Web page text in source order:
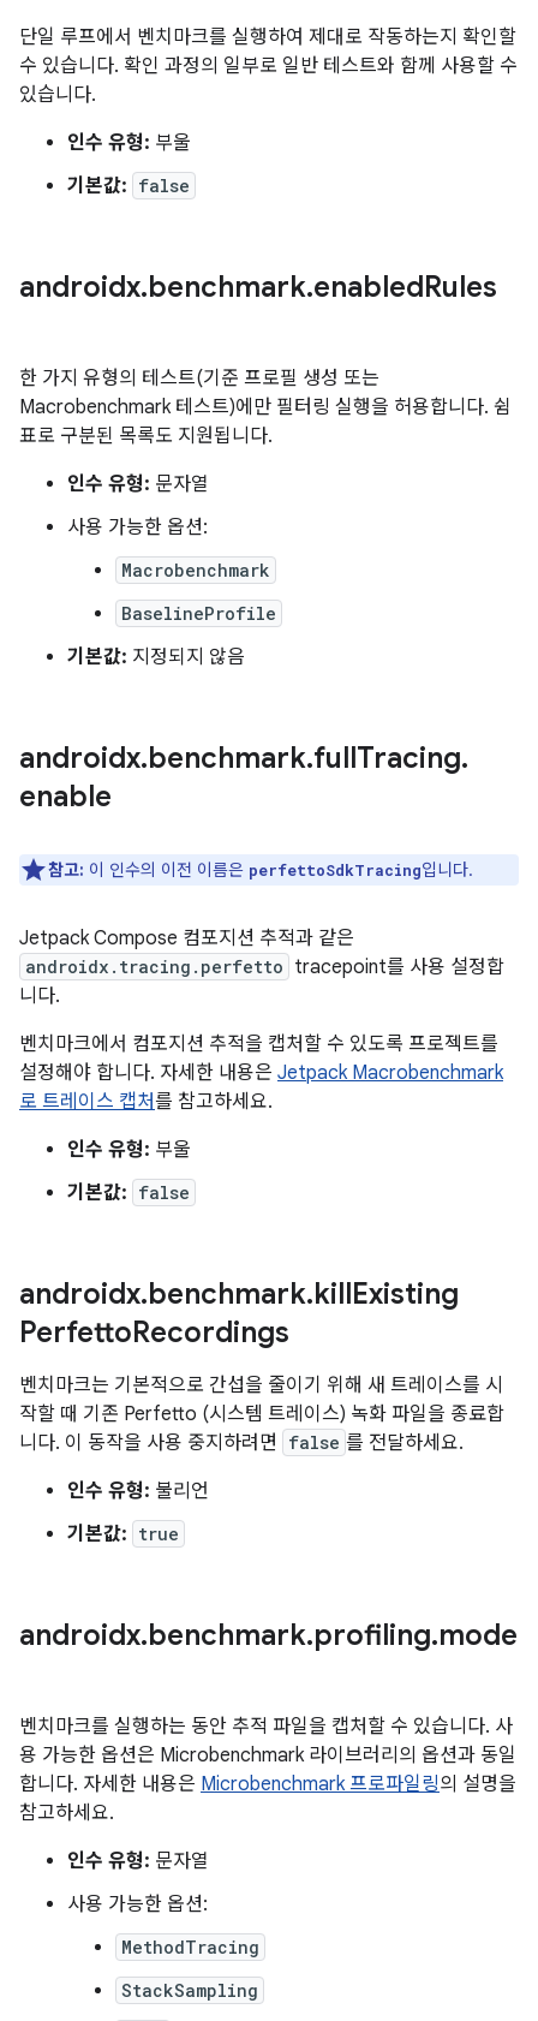
단일 루프에서 벤치마크를 실행하여 제대로 작동하는지 확인할
수 있습니다. 확인 과정의 일부로 일반 테스트와 함께 사용할 수
있습니다.
인수 유형: 부울
기본값: false
androidx.benchmark.enabledRules
한 가지 유형의 테스트(기준 프로필 생성 또는
Macrobenchmark 테스트)에만 필터링 실행을 허용합니다. 쉼
표로 구분된 목록도 지원됩니다.
인수 유형: 문자열
사용 가능한 옵션:
Macrobenchmark
BaselineProfile
기본값: 지정되지 않음
androidx.benchmark.fullTracing.
enable
참고: 이 인수의 이전 이름은 perfettoSdkTracing입니다.
Jetpack Compose 컴포지션 추적과 같은
androidx.tracing.perfetto tracepoint를 사용 설정합
니다.
벤치마크에서 컴포지션 추적을 캡처할 수 있도록 프로젝트를
설정해야 합니다. 자세한 내용은 Jetpack Macrobenchmark
로 트레이스 캡처를 참고하세요.
인수 유형: 부울
기본값: false
androidx.benchmark.killExisting
PerfettoRecordings
벤치마크는 기본적으로 간섭을 줄이기 위해 새 트레이스를 시
작할 때 기존 Perfetto (시스템 트레이스) 녹화 파일을 종료합
니다. 이 동작을 사용 중지하려면
false 를 전달하세요.
인수 유형: 불리언
기본값: true
androidx.benchmark.profiling.mode
벤치마크를 실행하는 동안 추적 파일을 캡처할 수 있습니다. 사
용 가능한 옵션은 Microbenchmark 라이브러리의 옵션과 동일
합니다. 자세한 내용은 Microbenchmark 프로파일링의 설명을
참고하세요.
인수 유형: 문자열
사용 가능한 옵션:
MethodTracing
StackSampling